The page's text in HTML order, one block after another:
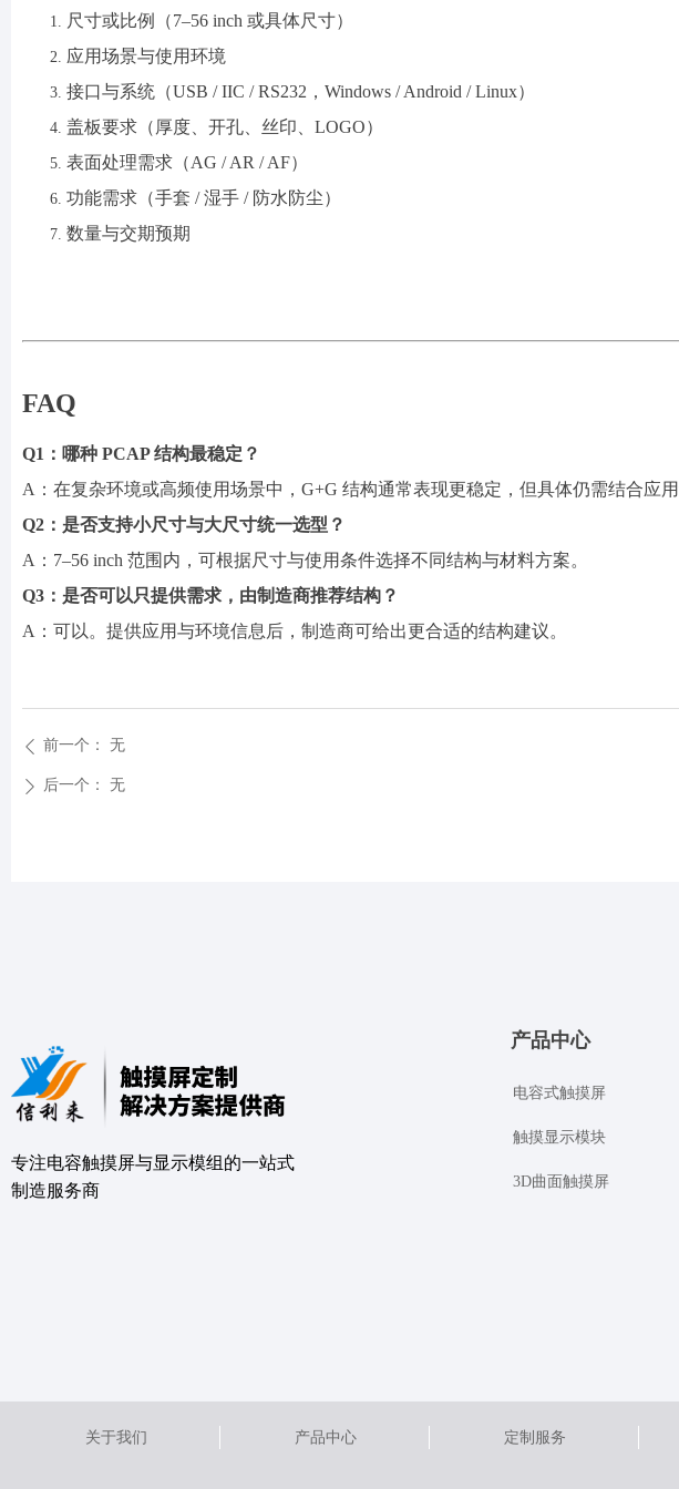
尺寸或比例（7–56 inch 或具体尺寸）
应用场景与使用环境
接口与系统（USB / IIC / RS232，Windows / Android / Linux）
盖板要求（厚度、开孔、丝印、 LOGO）
表面处理需求（AG / AR / AF）
功能需求（手套 / 湿手 / 防水防尘）
数量与交期预期
FAQ
Q1：哪种 PCAP 结构最稳定？
A：在复杂环境或高频使用场景中，G+G 结构通常表现更稳定，但具体仍需结合应用
Q2：是否支持小尺寸与大尺寸统一选型？
A：7–56 inch 范围内，可根据尺寸与使用条件选择不同结构与材料方案。
Q3：是否可以只提供需求，由制造商推荐结构？
A：可以。提供应用与环境信息后，制造商可给出更合适的结构建议。
ꄴ 前一个： 无
ꄲ 后一个： 无
专注电容触摸屏与显示模组的⼀站式
制造服务商
产品中心
电容式触摸屏
触摸显示模块
3D曲面触摸屏
关于我们 产品中心 定制服务